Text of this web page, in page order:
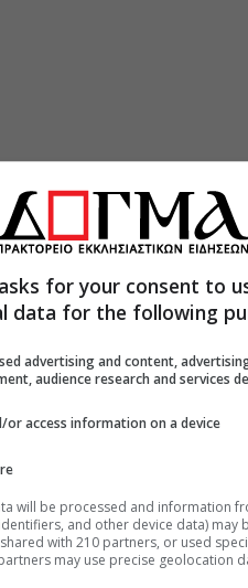
βρίσκεται στο μοναστήρι
ενώ πλέον είναι ένας
αν βρεθείτε στην Αμοργό.
Γερόντισσα Ειρήνη
for your consent to
data for the following
advertising and content,
audience research and services
or access information on a device
will be processed and information
and other device data) may
with 210 partners, or used
may use precise geolocation